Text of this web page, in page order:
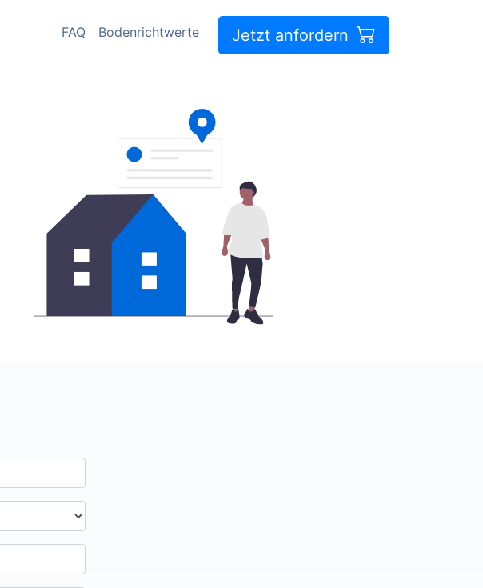
FAQ Bodenrichtwerte Jetzt anfordern